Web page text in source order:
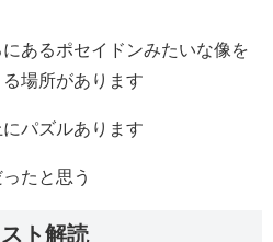
あるポセイドンみたいな像を
場所があります
パズルあります
たと思う
ト解読